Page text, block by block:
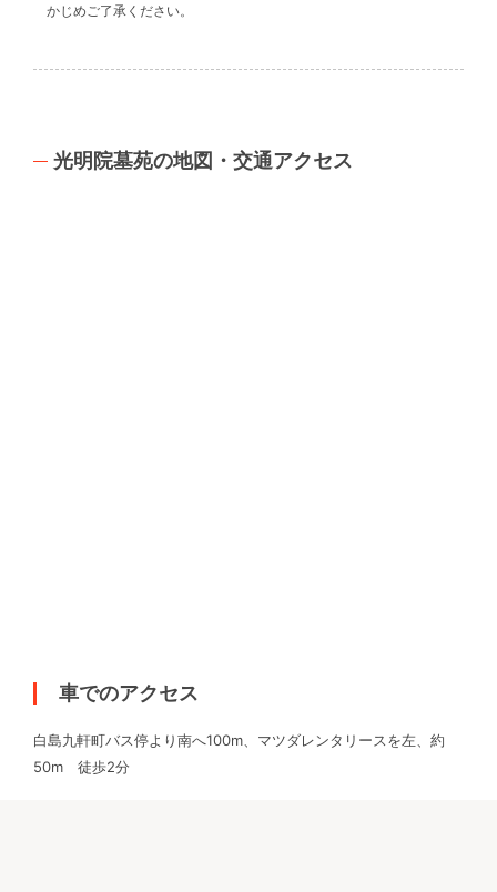
かじめご了承ください。
光明院墓苑の地図・交通アクセス
車でのアクセス
白島九軒町バス停より南へ100m、マツダレンタリースを左、約
50m 徒歩2分